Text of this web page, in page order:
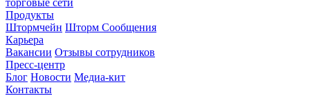
Продукты
Штормчейн Шторм Сообщения
Карьера
Вакансии Отзывы сотрудников
Пресс-центр
Блог Новости Медиа-кит
Контакты